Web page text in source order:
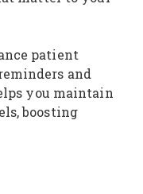
patient
and
you maintain
boosting